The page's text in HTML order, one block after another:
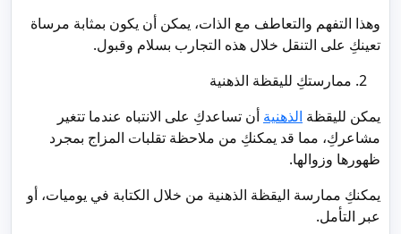
وهذا التفهم والتعاطف مع الذات، يمكن أن يكون بمثابة مرساة
تعينكِ على التنقل خلال هذه التجارب بسلام وقبول.
ممارستكِ لليقظة الذهنية
يمكن لليقظة الذهنية أن تساعدكِ على الانتباه عندما تتغير
مشاعركِ، مما قد يمكنكِ من ملاحظة تقلبات المزاج بمجرد
ظهورها وزوالها.
يمكنكِ ممارسة اليقظة الذهنية من خلال الكتابة في يوميات، أو
عبر التأمل.